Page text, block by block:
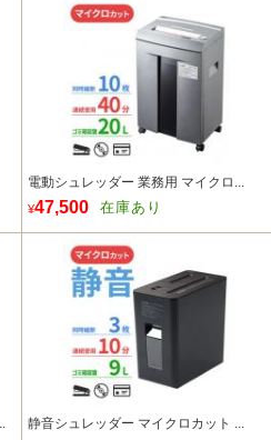
電動シュレッダー 業務用 マイクロ...
¥47,500 在庫あり
静音シュレッダー マイクロカット ...